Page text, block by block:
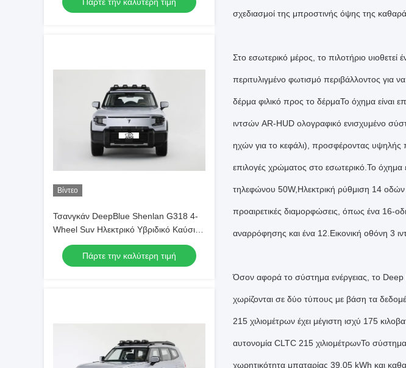
Οχήμα
Βίντεο
Τσανγκάν DeepBlue Shenlan G318 4-
Wheel Suv Ηλεκτρικό Υβριδικό Καύσιμο
4WD Off-road Ev Car Νέο Ενέργεια
Οχήμα
Πάρτε την καλύτερη τιμή
σχεδιασμοί της μπροστινής όψης της καθαρά
Στο εσωτερικό μέρος, το πιλοτήριο υιοθετεί
περιτυλιγμένο φωτισμό περιβάλλοντος για
δέρμα φιλικό προς το δέρμαΤο όχημα είναι
ιντσών AR-HUD ολογραφικό ενισχυμένο
ηχών για το κεφάλι), προσφέροντας υψηλής
επιλογές χρώματος στο εσωτερικό.Το όχημα
τηλεφώνου 50W,Ηλεκτρική ρύθμιση 14 οδών
προαιρετικές διαμορφώσεις, όπως ένα 16-
αναρρόφησης και ένα 12.Εικονική οθόνη 3
Όσον αφορά το σύστημα ενέργειας, το Deep
χωρίζονται σε δύο τύπους με βάση τα
215 χιλιομέτρων έχει μέγιστη ισχύ 175
αυτονομία CLTC 215 χιλιομέτρωνΤο
χωρητικότητα μπαταρίας 39,05 kWh και